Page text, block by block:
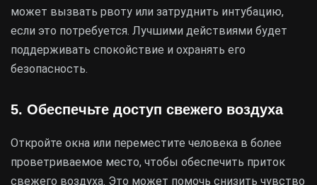
может вызвать рвоту или затруднить интубацию,
если это потребуется. Лучшими действиями будет
поддерживать спокойствие и охранять его
безопасность.
5. Обеспечьте доступ свежего воздуха
Откройте окна или переместите человека в более
проветриваемое место, чтобы обеспечить приток
свежего воздуха. Это может помочь снизить чувство